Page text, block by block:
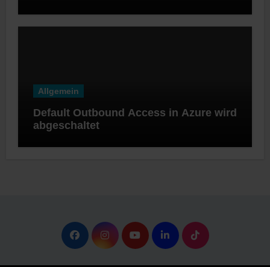
Allgemein
Default Outbound Access in Azure wird
abgeschaltet